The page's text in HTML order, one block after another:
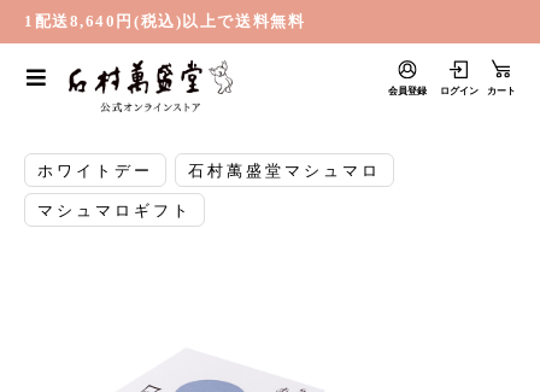
1配送8,640円(税込)以上で送料無料
会員登録 ログイン カート
ホワイトデー
石村萬盛堂マシュマロ
マシュマロギフト